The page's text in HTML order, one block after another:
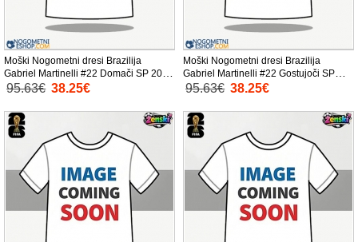
Moški Nogometni dresi Brazilija
Gabriel Martinelli #22 Domači SP 2026
Kratek Rokav
95.63€ 38.25€
Moški Nogometni dresi Brazilija
Gabriel Martinelli #22 Gostujoči SP
2026 Kratek Rokav
95.63€ 38.25€